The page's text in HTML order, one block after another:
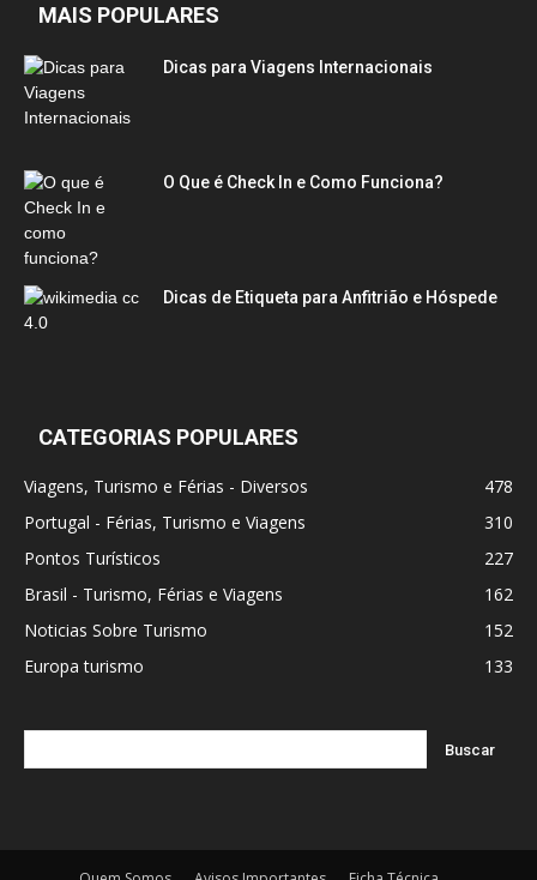
MAIS POPULARES
Dicas para Viagens Internacionais
O Que é Check In e Como Funciona?
Dicas de Etiqueta para Anfitrião e Hóspede
CATEGORIAS POPULARES
Viagens, Turismo e Férias - Diversos
478
Portugal - Férias, Turismo e Viagens
310
Pontos Turísticos
227
Brasil - Turismo, Férias e Viagens
162
Noticias Sobre Turismo
152
Europa turismo
133